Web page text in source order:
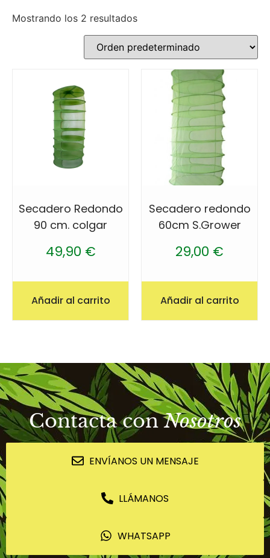
Mostrando los 2 resultados
Secadero Redondo
90 cm. colgar
49,90 €
Añadir al carrito
Secadero redondo
60cm S.Grower
29,00 €
Añadir al carrito
Contacta conNosotros
ENVÍANOS UN MENSAJE
LLÁMANOS
WHATSAPP